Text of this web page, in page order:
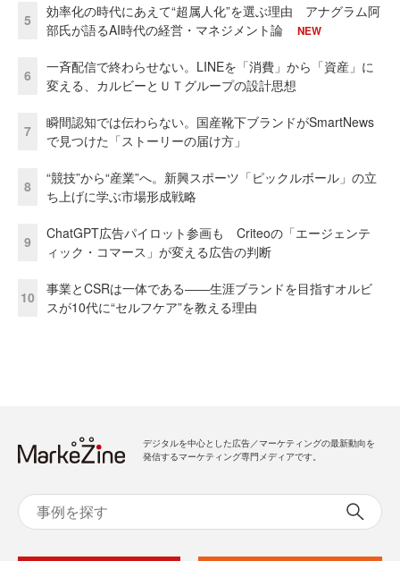
5
効率化の時代にあえて“超属人化”を選ぶ理由 アナグラム阿
部氏が語るAI時代の経営・マネジメント論
NEW
6
一斉配信で終わらせない。LINEを「消費」から「資産」に
変える、カルビーとＵＴグループの設計思想
7
瞬間認知では伝わらない。国産靴下ブランドがSmartNews
で見つけた「ストーリーの届け方」
8
“競技”から“産業”へ。新興スポーツ「ピックルボール」の立
ち上げに学ぶ市場形成戦略
9
ChatGPT広告パイロット参画も Criteoの「エージェンテ
ィック・コマース」が変える広告の判断
10
事業とCSRは一体である――生涯ブランドを目指すオルビ
スが10代に“セルフケア”を教える理由
デジタルを中心とした広告／マーケティングの最新動向を
発信するマーケティング専門メディアです。